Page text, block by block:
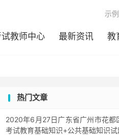
教师中心 最新资讯 教
示
热门文章
2020年6月27日广东省广州市花都
考试教育基础知识+公共基础知识试